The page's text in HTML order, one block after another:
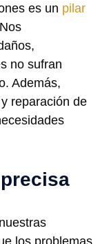
es un pilar
no sufran
Además,
reparación de
los problemas